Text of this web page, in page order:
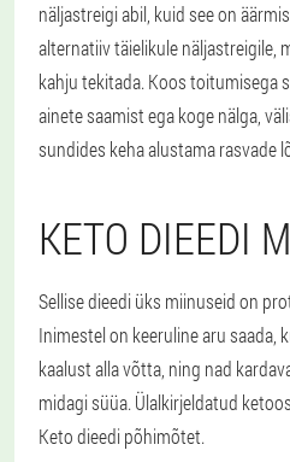
näljastreigi abil, kuid see on
alternatiiv täielikule näljastreigile,
kahju tekitada. Koos toitumisega
ainete saamist ega koge nälga,
sundides keha alustama rasvade
KETO DIEEDI
Sellise dieedi üks miinuseid on
Inimestel on keeruline aru saada,
kaalust alla võtta, ning nad
midagi süüa. Ülalkirjeldatud
Keto dieedi põhimõtet.